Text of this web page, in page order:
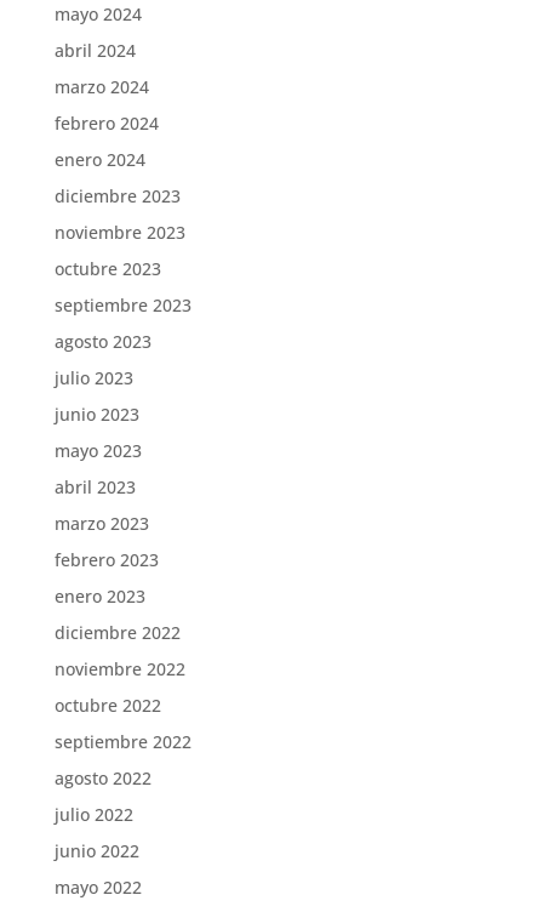
mayo 2024
abril 2024
marzo 2024
febrero 2024
enero 2024
diciembre 2023
noviembre 2023
octubre 2023
septiembre 2023
agosto 2023
julio 2023
junio 2023
mayo 2023
abril 2023
marzo 2023
febrero 2023
enero 2023
diciembre 2022
noviembre 2022
octubre 2022
septiembre 2022
agosto 2022
julio 2022
junio 2022
mayo 2022